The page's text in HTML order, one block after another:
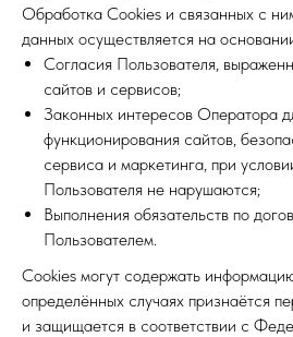
Обработка Cookies и связанных с
данных осуществляется на
Согласия Пользователя,
сайтов и сервисов;
Законных интересов Оператора
функционирования сайтов,
сервиса и маркетинга, при
Пользователя не нарушаются;
Выполнения обязательств по
Пользователем.
Cookies могут содержать
определённых случаях признаётся
и защищается в соответствии с